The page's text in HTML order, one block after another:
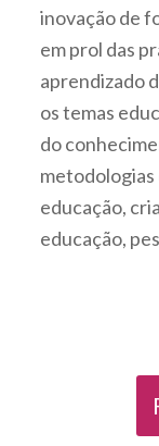
inovação de
em prol das
aprendizado
os temas
do
metodologias
educação,
educação,